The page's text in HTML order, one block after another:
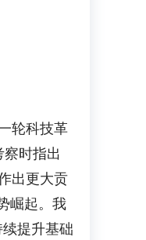
轮科技革
时指出
出更大贡
崛起。我
提升基础